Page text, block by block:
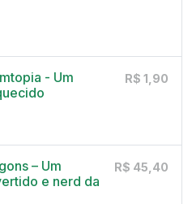
- Um
R$ 1,90
– Um
e nerd da
R$ 45,40